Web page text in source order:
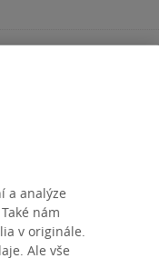
a analýze
nám
v originále.
Ale vše